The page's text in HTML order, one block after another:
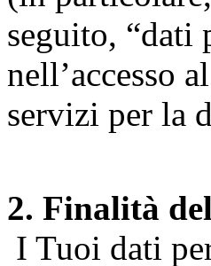
seguito, “dati
nell’accesso
servizi per la
2. Finalità
I Tuoi dati